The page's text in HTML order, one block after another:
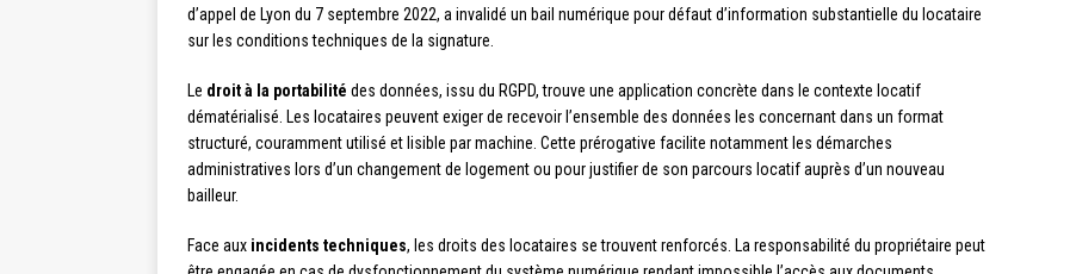
d’appel de Lyon du 7 septembre 2022, a invalidé un bail numérique pour défaut d’information substantielle du locataire
sur les conditions techniques de la signature.
Le droit à la portabilité des données, issu du RGPD, trouve une application concrète dans le contexte locatif
dématérialisé. Les locataires peuvent exiger de recevoir l’ensemble des données les concernant dans un format
structuré, couramment utilisé et lisible par machine. Cette prérogative facilite notamment les démarches
administratives lors d’un changement de logement ou pour justifier de son parcours locatif auprès d’un nouveau
bailleur.
Face aux incidents techniques, les droits des locataires se trouvent renforcés. La responsabilité du propriétaire peut